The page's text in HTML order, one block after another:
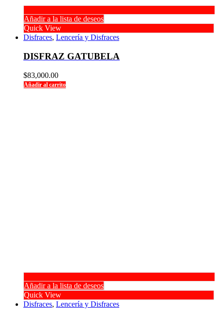
Añadir a la lista de deseos
Quick View
Disfraces, Lencería y Disfraces
DISFRAZ GATUBELA
$83,000.00
Añadir al carrito
Añadir a la lista de deseos
Quick View
Disfraces, Lencería y Disfraces